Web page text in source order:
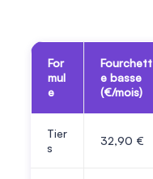
For
mul
e
Fourchett
e basse
(€/mois)
Tier
s
32,90 €